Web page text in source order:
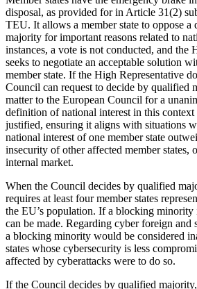
disposal, as provided for in Article 31(2)
TEU. It allows a member state to oppose a
majority for important reasons related to
instances, a vote is not conducted, and the
seeks to negotiate an acceptable solution
member state. If the High Representative
Council can request to decide by qualified
matter to the European Council for a
definition of national interest in this context
justified, ensuring it aligns with situa­tions
national interest of one member state
insecurity of other affected mem­ber states,
internal market.
When the Council decides by qualified
requires at least four member states
the EU’s population. If a block­ing minority
can be made. Regarding cyber foreign
a blocking minority would be considered
states whose cybersecurity is less
affected by cyber­attacks were to do so.
If the Council decides by qualified